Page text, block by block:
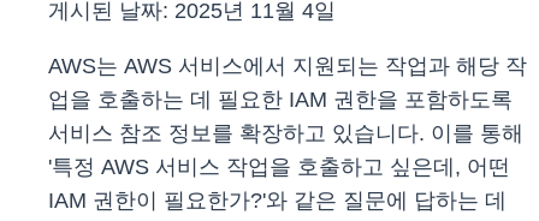
게시된 날짜: 2025년 11월 4일
AWS는 AWS 서비스에서 지원되는 작업과 해당 작
업을 호출하는 데 필요한 IAM 권한을 포함하도록
서비스 참조 정보를 확장하고 있습니다. 이를 통해
'특정 AWS 서비스 작업을 호출하고 싶은데, 어떤
IAM 권한이 필요한가?'와 같은 질문에 답하는 데